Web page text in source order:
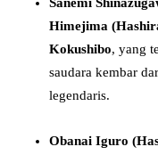
Himejima
Kokushibo, yang
saudara kembar
legendaris.
Obanai Iguro